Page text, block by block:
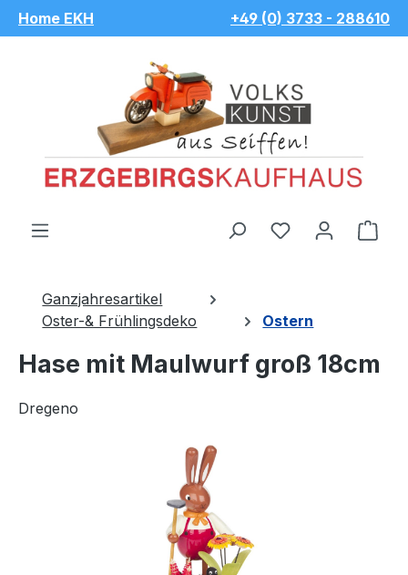
Zum Hauptinhalt springen
Home EKH +49 (0) 3733 - 288610
Du hast 0
Ganzjahresartikel
Oster-& Frühlingsdeko
Ostern
Hase mit Maulwurf groß 18cm
Dregeno
Bildergalerie überspringen